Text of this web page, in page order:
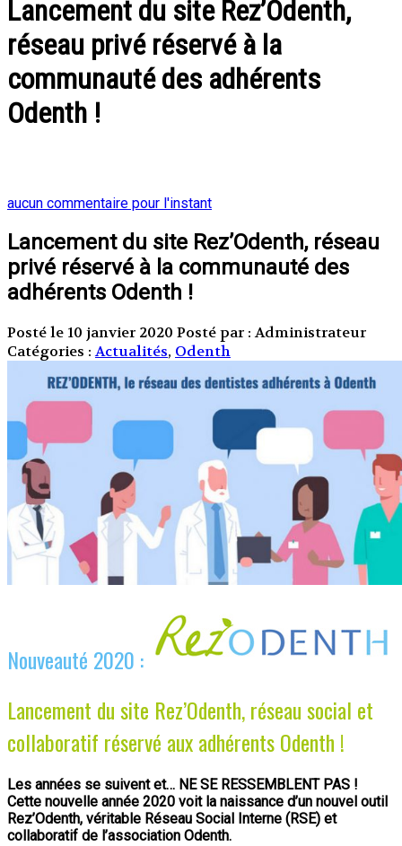
Lancement du site Rez’Odenth,
réseau privé réservé à la
communauté des adhérents
Odenth !
aucun commentaire pour l'instant
Lancement du site Rez’Odenth, réseau
privé réservé à la communauté des
adhérents Odenth !
Posté le 10 janvier 2020 Posté par : Administrateur
Catégories :Actualités, Odenth
Nouveauté 2020 :
Lancement du site Rez’Odenth, réseau social et
collaboratif réservé aux adhérents Odenth !
Les années se suivent et… NE SE RESSEMBLENT PAS !
Cette nouvelle année 2020 voit la naissance d’un nouvel outil
Rez’Odenth, véritable Réseau Social Interne (RSE) et
collaboratif de l’association Odenth.